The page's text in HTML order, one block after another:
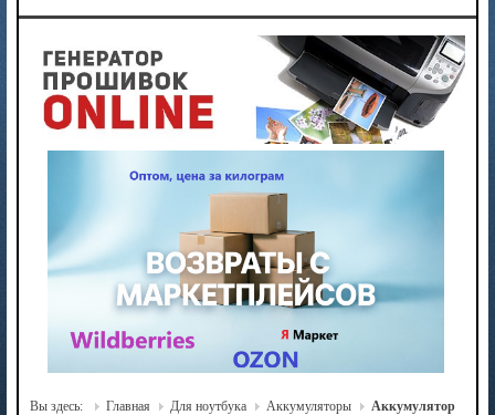
Вы здесь: Главная Для ноутбука Аккумуляторы
Аккумулятор